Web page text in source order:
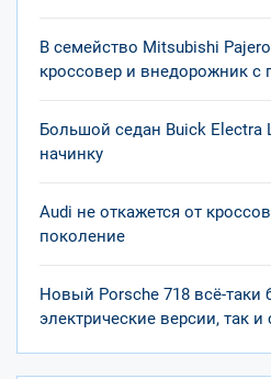
В семейство Mitsubishi
кроссовер и внедорожник с
Большой седан Buick Electra
начинку
Audi не откажется от
поколение
Новый Porsche 718 всё-таки
электрические версии, так